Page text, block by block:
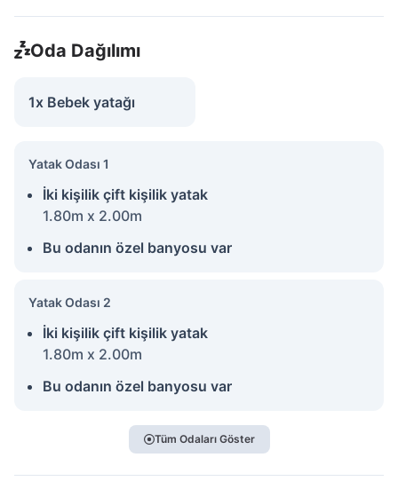
Oda Dağılımı
1x Bebek yatağı
Yatak Odası 1
İki kişilik çift kişilik yatak
1.80m x 2.00m
Bu odanın özel banyosu var
Yatak Odası 2
İki kişilik çift kişilik yatak
1.80m x 2.00m
Bu odanın özel banyosu var
Tüm Odaları Göster